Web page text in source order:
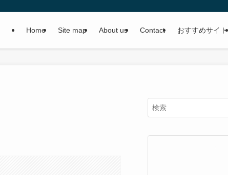
Home Site map About us Contact おすすめサイト